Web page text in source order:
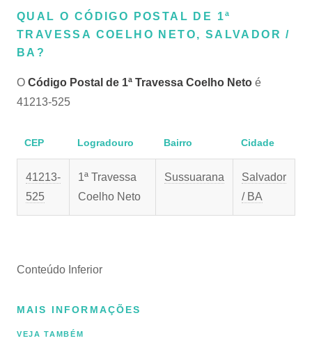
QUAL O CÓDIGO POSTAL DE 1ª
TRAVESSA COELHO NETO, SALVADOR /
BA?
O Código Postal de 1ª Travessa Coelho Neto é
41213-525
CEP Logradouro Bairro Cidade
41213-
525
1ª Travessa
Coelho Neto
Sussuarana
Salvador
/ BA
Conteúdo Inferior
MAIS INFORMAÇÕES
VEJA TAMBÉM